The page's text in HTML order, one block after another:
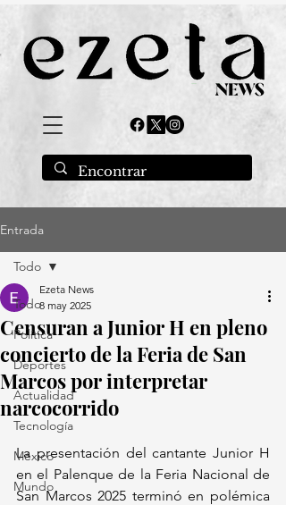
Entrada
Todo
Política
Deportes
Actualidad
Tecnología
México
Mundo
Todo
Censuran a Junior H en pleno
concierto de la Feria de San
Marcos por interpretar
narcocorrido
Ezeta News
8 may 2025
La presentación del cantante Junior H
en el Palenque de la Feria Nacional de
San Marcos 2025 terminó en polémica